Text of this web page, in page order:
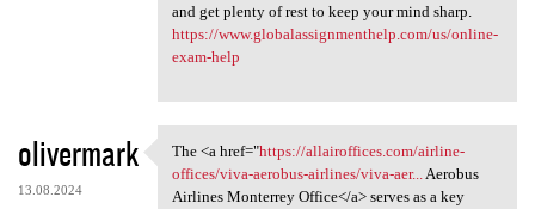
and get plenty of rest to keep your mind sharp.
https://www.globalassignmenthelp.com/us/online-
exam-help
olivermark
13.08.2024
The <a href="https:/
The <a href="https://allairoffices.com/airline-
offices/viva-aerobus-airlines/viva-aer...Aerobus
Airlines Monterrey Office</a> serves as a key